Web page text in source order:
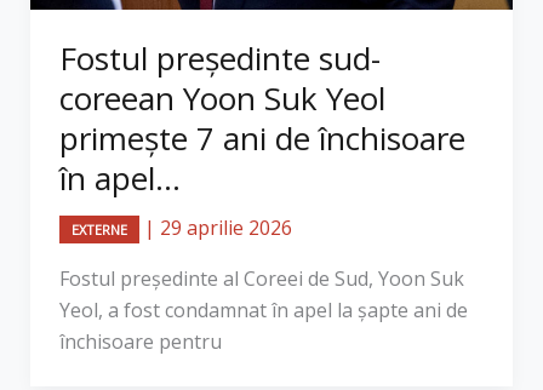
Fostul președinte sud-
coreean Yoon Suk Yeol
primește 7 ani de închisoare
în apel...
EXTERNE | 29 aprilie 2026
Fostul președinte al Coreei de Sud, Yoon Suk
Yeol, a fost condamnat în apel la șapte ani de
închisoare pentru